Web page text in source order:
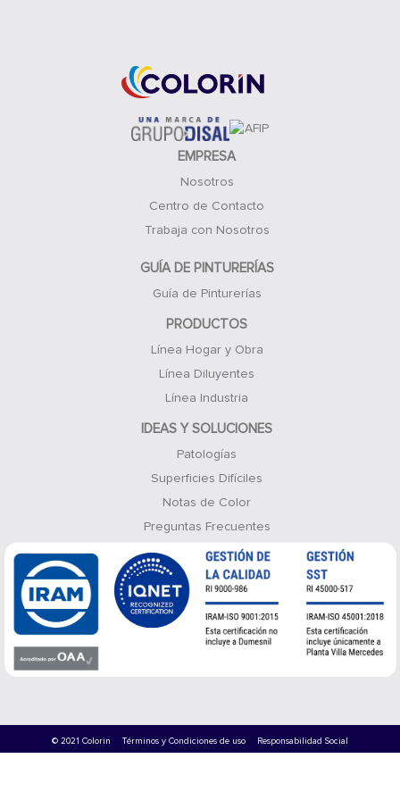
EMPRESA
Nosotros
Centro de Contacto
Trabaja con Nosotros
GUÍA DE PINTURERÍAS
Guía de Pinturerías
PRODUCTOS
Línea Hogar y Obra
Línea Diluyentes
Línea Industria
IDEAS Y SOLUCIONES
Patologías
Superficies Difíciles
Notas de Color
Preguntas Frecuentes
© 2021 Colorin Términos y Condiciones de uso Responsabilidad Social